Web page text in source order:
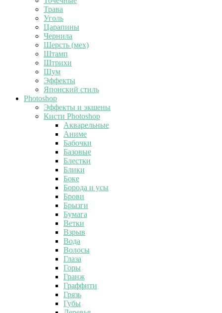
Трава
Уголь
Царапины
Чернила
Шерсть (мех)
Штамп
Штрихи
Шум
Эффекты
Японский стиль
Photoshop
Эффекты и экшены
Кисти Photoshop
Акварельные
Аниме
Бабочки
Базовые
Блестки
Блики
Боке
Борода и усы
Брови
Брызги
Бумага
Ветки
Взрыв
Вода
Волосы
Глаза
Горы
Гранж
Граффити
Грязь
Губы